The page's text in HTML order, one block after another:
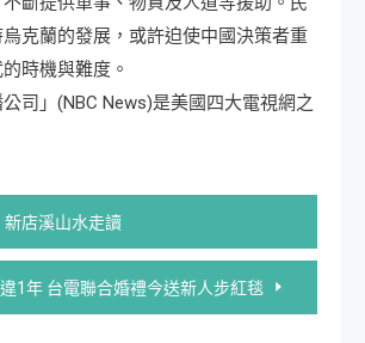
克蘭的發展，或許迫使中國決策者重
時機與難度。
司」(NBC News)是美國四大電視網之
新店溪山水走讀
1年 台電聯合婚禮今送新人步紅毯